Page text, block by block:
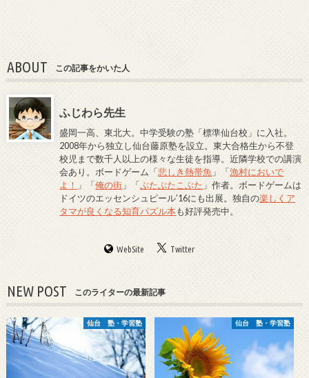
ABOUT この記事をかいた人
ふじわら先生
盛岡一高、東北大。中学受験の塾「標準仙台校」に入社。
2008年から独立し仙台藤原塾を設立。東大合格生から不登
校児まで数千人以上の様々な生徒を指導。近隣学校での講演
会あり。ボードゲーム「悲しき熱帯魚 」「漁村においで
よ！ 」「俺の街 」「ぶたぶたこぶた 」作者。ボードゲームは
ドイツのエッセンシュピール’16にも出展。独自の楽しくア
タマが良くなる知育パズル本も好評発売中。
WebSite Twitter
NEW POST このライターの最新記事
仙台 塾・学習塾 仙台 塾・学習塾